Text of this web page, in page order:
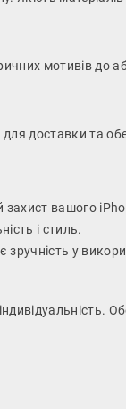
мотивів до
доставки та
вашого
і стиль.
зручність у